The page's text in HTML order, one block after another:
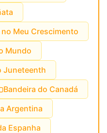
Meu Crescimento
Mundo
Juneteenth
Bandeira do Canadá
Argentina
Espanha